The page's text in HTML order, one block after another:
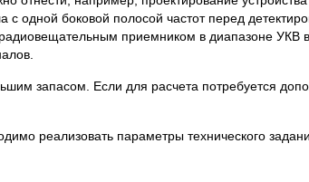
одной боковой полосой частот перед
приемником в диапазоне УКВ
запасом. Если для расчета потребуется
реализовать параметры технического